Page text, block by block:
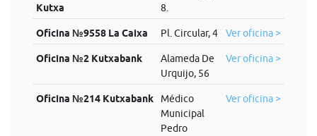
Kutxa
8.
Oficina №9558 La Caixa Pl. Circular, 4 Ver oficina >
Oficina №2 Kutxabank
Alameda De
Urquijo, 56
Ver oficina >
Oficina №214 Kutxabank
Médico
Municipal
Pedro
Ver oficina >